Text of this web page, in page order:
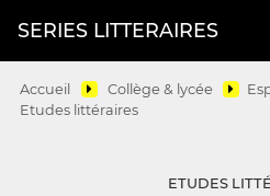
SERIES LITTERAIRES
Accueil Collège & lycée
Etudes littéraires
ETUDES